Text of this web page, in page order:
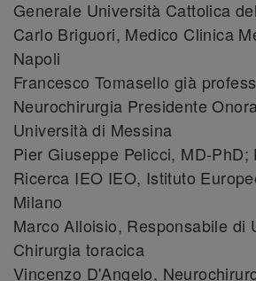
Generale Università Cattolica
Carlo Briguori, Medico Clinica
Napoli
Francesco Tomasello già
Neurochirurgia Presidente
Università di Messina
Pier Giuseppe Pelicci, MD-
Ricerca IEO IEO, Istituto
Milano
Marco Alloisio, Responsabile di
Chirurgia toracica
Vincenzo D'Angelo,